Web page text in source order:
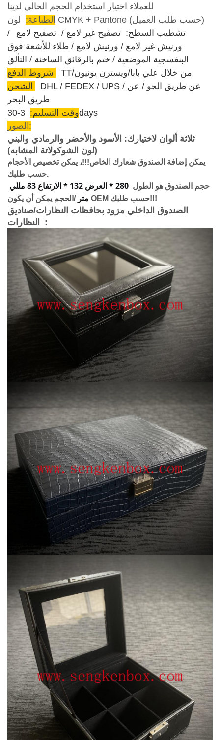
الطباعة:
لون CMYK + Pantone (حسب طلب العميل)
تشطيب السطح: تصفيح غير لامع / تصفيح لامع
/
ورنيش غير لامع / ورنيش لامع / طلاء للأشعة فوق
البنفسجية الموضعية / ختم بالرقائق الساخنة / التألق
TT/من خلال علي بابا/ويسترن يونيون
DHL / FEDEX / UPS / عن طريق الجو / عن
طريق البحر
وقت التسليم:3-30days
الصور:
ثلاثة ألوان لاختيارك: الأسود والأخضر والرمادي والبني
(لون الشوكولاتة المشابه)
يمكن إضافة الصندوق شعارك الخاص!!!، يمكن تخصيص الأحجام
حسب طلبك.
حجم الصندوق هو الطول
متر
/الحجم يمكن أن يكون OEM حسب طلبك!!!
الصندوق الداخلي مزود بحافظات النظارات/صناديق
: